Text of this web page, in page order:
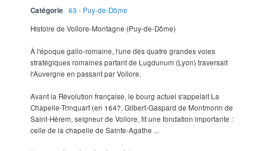
Catégorie
63 - Puy-de-Dôme
Histoire de Vollore-Montagne (Puy-de-Dôme)
À l'époque gallo-romaine, l'une des quatre grandes voies
stratégiques romaines partant de Lugdunum (Lyon) traversait
l'Auvergne en passant par Vollore.
Avant la Révolution française, le bourg actuel s'appelait La
Chapelle-Trinquart (en 1647, Gilbert-Gaspard de Montmorin de
Saint-Hérem, seigneur de Vollore, fit une fondation importante :
celle de la chapelle de Sainte-Agathe ...